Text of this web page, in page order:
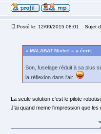
Posté le: 12/09/2015 08:01 Sujet
« MALABAT Michel » a écrit:
Bon, fuselage réduit à sa plus
la réflexion dans l'air.
La seule solution c'est le pilote
J'ai quand meme l'impression que